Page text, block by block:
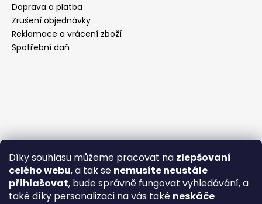
Díky souhlasu můžeme pracovat na zlepšovaní
celého webu, a tak se nemusíte neustále
přihlašovat, bude správně fungovat vyhledávání, a
také díky personalizaci na vás také neskáče
Doprava a platba
Zrušení objednávky
Reklamace a vrácení zboží
Spotřební daň